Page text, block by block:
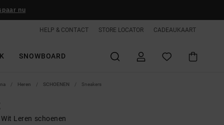
nu
HELP & CONTACT STORE LOCATOR CADEAUKAART
SNOWBOARD
Heren SCHOENEN Sneakers
Leren schoenen